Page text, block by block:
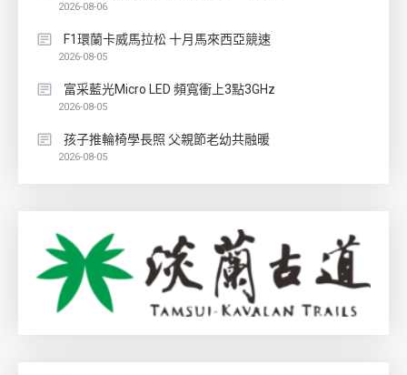
2026-08-06
F1環蘭卡威馬拉松 十月馬來西亞競速
2026-08-05
富采藍光Micro LED 頻寬衝上3點3GHz
2026-08-05
孩子推輪椅學長照 父親節老幼共融暖
2026-08-05